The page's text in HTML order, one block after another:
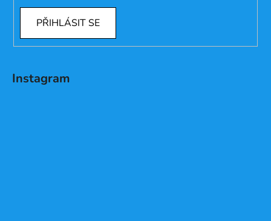
PŘIHLÁSIT SE
Instagram